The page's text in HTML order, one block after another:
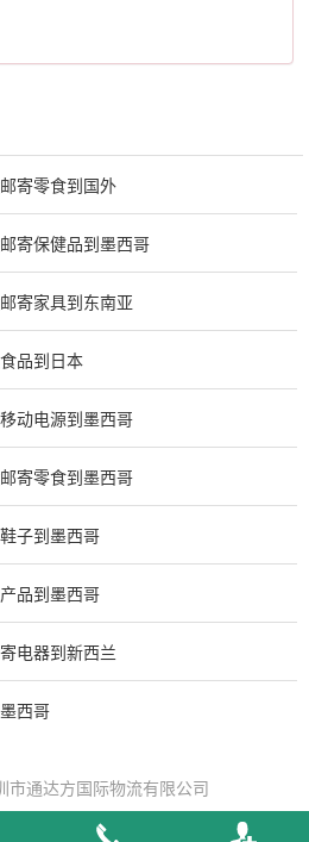
寄零食到国外
寄保健品到墨西哥
寄家具到东南亚
品到日本
动电源到墨西哥
寄零食到墨西哥
子到墨西哥
品到墨西哥
电器到新西兰
西哥
市通达方国际物流有限公司